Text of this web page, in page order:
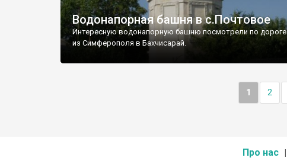
Водонапорная башня в с.Почтовое
Интересную водонапорную башню посмотрели по дороге
из Симферополя в Бахчисарай.
1 2
Про нас